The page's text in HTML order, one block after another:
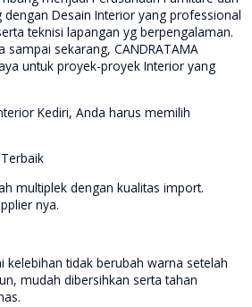
dengan Desain Interior yang professional
teknisi lapangan yg berpengalaman.
sampai sekarang, CANDRATAMA
untuk proyek-proyek Interior yang
Kediri, Anda harus memilih
multiplek dengan kualitas import.
nya.
kelebihan tidak berubah warna setelah
mudah dibersihkan serta tahan